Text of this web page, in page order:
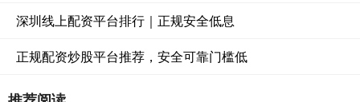
深圳线上配资平台排行｜正规安全低息
正规配资炒股平台推荐，安全可靠门槛低